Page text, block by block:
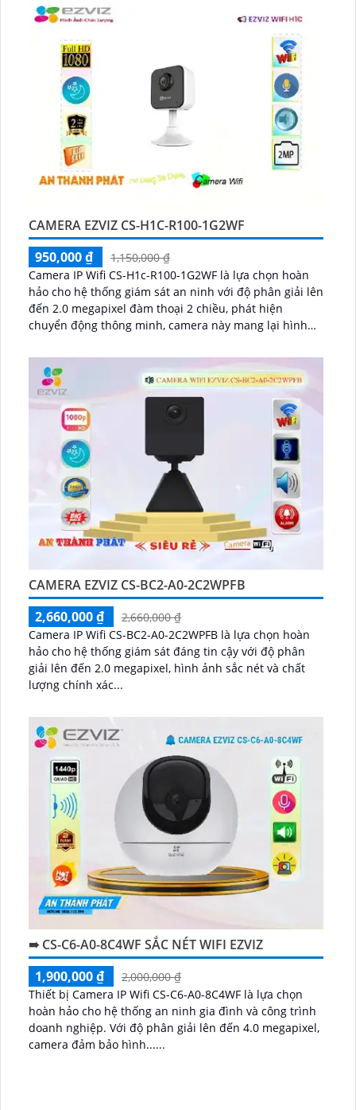
CAMERA EZVIZ CS-H1C-R100-1G2WF
950,000 ₫
1,150,000 ₫
Camera IP Wifi CS-H1c-R100-1G2WF là lựa chọn hoàn
hảo cho hệ thống giám sát an ninh với độ phân giải lên
đến 2.0 megapixel đàm thoại 2 chiều, phát hiện
chuyển động thông minh, camera này mang lại hình
CAMERA EZVIZ CS-BC2-A0-2C2WPFB
2,660,000 ₫
2,660,000 ₫
Camera IP Wifi CS-BC2-A0-2C2WPFB là lựa chọn hoàn
hảo cho hệ thống giám sát đáng tin cậy với độ phân
giải lên đến 2.0 megapixel, hình ảnh sắc nét và chất
lượng chính xác...
➠ CS-C6-A0-8C4WF SẮC NÉT WIFI EZVIZ
1,900,000 ₫
2,000,000 ₫
Thiết bị Camera IP Wifi CS-C6-A0-8C4WF là lựa chọn
hoàn hảo cho hệ thống an ninh gia đình và công trình
doanh nghiệp. Với độ phân giải lên đến 4.0 megapixel,
camera đảm bảo hình......